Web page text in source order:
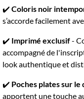
✔️ Coloris noir
s’accorde facilement
✔️ Imprimé exclusif-
accompagné de
look authentique et
✔️ Poches plates sur le
apportent une touche